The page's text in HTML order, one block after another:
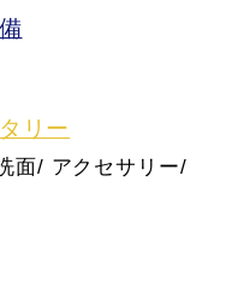
リー
面/ アクセサリー/